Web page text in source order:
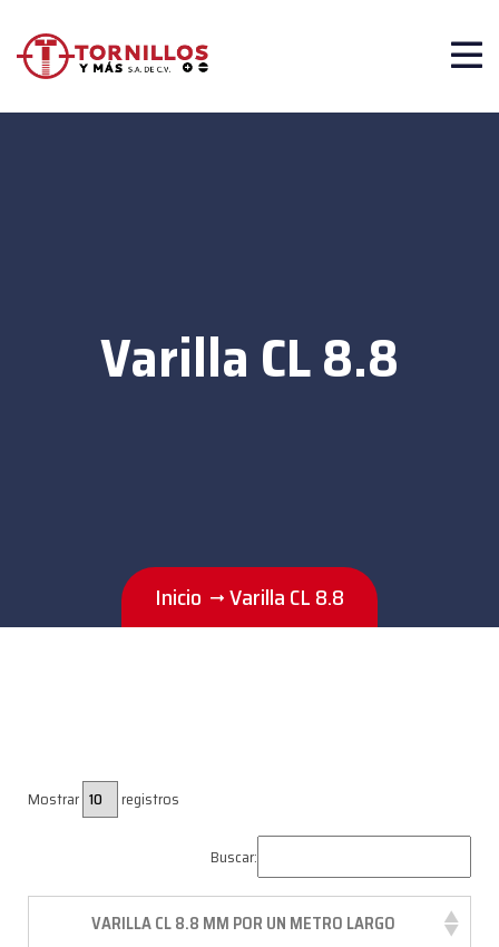
Varilla CL 8.8
Inicio Varilla CL 8.8
Mostrar registros
Buscar:
VARILLA CL 8.8 MM POR UN METRO LARGO